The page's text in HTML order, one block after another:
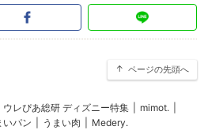
ページの先頭へ
ウレぴあ総研 ディズニー特集 mimot.
いパン うまい肉 Medery.